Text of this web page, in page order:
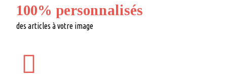
100% personnalisés
des articles à votre image